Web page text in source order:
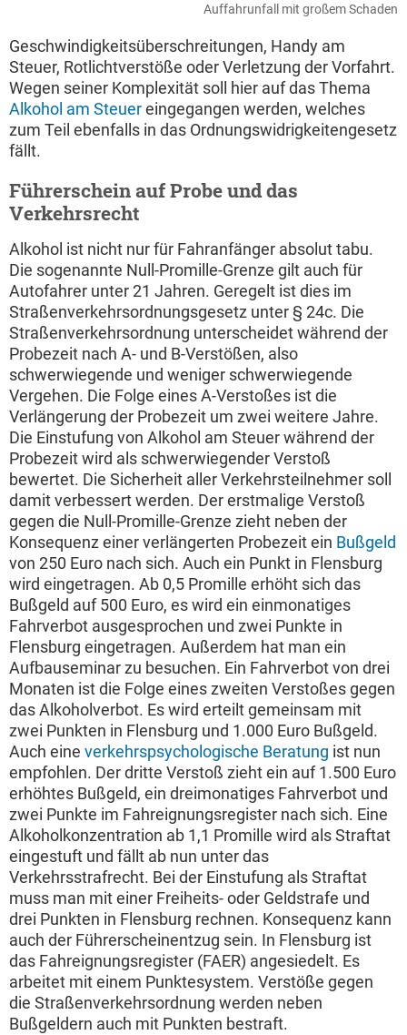
Auffahrunfall mit großem Schaden
Geschwindigkeitsüberschreitungen, Handy am
Steuer, Rotlichtverstöße oder Verletzung der Vorfahrt.
Wegen seiner Komplexität soll hier auf das Thema
Alkohol am Steuereingegangen werden, welches
zum Teil ebenfalls in das Ordnungswidrigkeitengesetz
fällt.
Führerschein auf Probe und das
Verkehrsrecht
Alkohol ist nicht nur für Fahranfänger absolut tabu.
Die sogenannte Null-Promille-Grenze gilt auch für
Autofahrer unter 21 Jahren. Geregelt ist dies im
Straßenverkehrsordnungsgesetz unter § 24c. Die
Straßenverkehrsordnung unterscheidet während der
Probezeit nach A- und B-Verstößen, also
schwerwiegende und weniger schwerwiegende
Vergehen. Die Folge eines A-Verstoßes ist die
Verlängerung der Probezeit um zwei weitere Jahre.
Die Einstufung von Alkohol am Steuer während der
Probezeit wird als schwerwiegender Verstoß
bewertet. Die Sicherheit aller Verkehrsteilnehmer soll
damit verbessert werden. Der erstmalige Verstoß
gegen die Null-Promille-Grenze zieht neben der
Konsequenz einer verlängerten Probezeit ein Bußgeld
von 250 Euro nach sich. Auch ein Punkt in Flensburg
wird eingetragen. Ab 0,5 Promille erhöht sich das
Bußgeld auf 500 Euro, es wird ein einmonatiges
Fahrverbot ausgesprochen und zwei Punkte in
Flensburg eingetragen. Außerdem hat man ein
Aufbauseminar zu besuchen. Ein Fahrverbot von drei
Monaten ist die Folge eines zweiten Verstoßes gegen
das Alkoholverbot. Es wird erteilt gemeinsam mit
zwei Punkten in Flensburg und 1.000 Euro Bußgeld.
Auch eine verkehrspsychologische Beratung ist nun
empfohlen. Der dritte Verstoß zieht ein auf 1.500 Euro
erhöhtes Bußgeld, ein dreimonatiges Fahrverbot und
zwei Punkte im Fahreignungsregister nach sich. Eine
Alkoholkonzentration ab 1,1 Promille wird als Straftat
eingestuft und fällt ab nun unter das
Verkehrsstrafrecht. Bei der Einstufung als Straftat
muss man mit einer Freiheits- oder Geldstrafe und
drei Punkten in Flensburg rechnen. Konsequenz kann
auch der Führerscheinentzug sein. In Flensburg ist
das Fahreignungsregister (FAER) angesiedelt. Es
arbeitet mit einem Punktesystem. Verstöße gegen
die Straßenverkehrsordnung werden neben
Bußgeldern auch mit Punkten bestraft.